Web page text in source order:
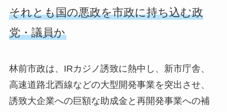
それとも国の悪政を市政に持ち込む政
党・議員か
林前市政は、IRカジノ誘致に熱中し、新市庁舎、
高速道路北西線などの大型開発事業を突出させ、
誘致大企業への巨額な助成金と再開発事業への補